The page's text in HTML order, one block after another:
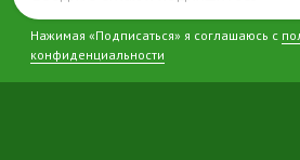
Нажимая «Подписаться» я соглашаюсь с
конфиденциальности